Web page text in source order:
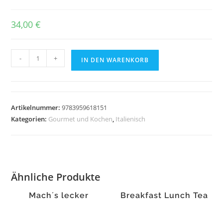
34,00€
Sterne
Menge
- + IN DEN WARENKORB
Artikelnummer:9783959618151
Kategorien: Gourmet und Kochen, Italienisch
Ähnliche Produkte
Mach´s lecker Breakfast Lunch Tea